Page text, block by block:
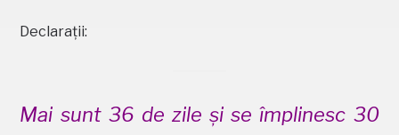
Declarații:
Mai sunt 36 de zile și se împlinesc 30